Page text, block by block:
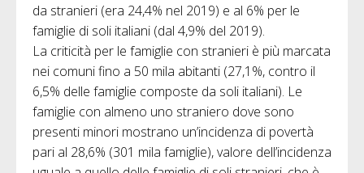
da stranieri (era 24,4% nel 2019) e al 6% per le
famiglie di soli italiani (dal 4,9% del 2019).
La criticità per le famiglie con stranieri è più marcata
nei comuni fino a 50 mila abitanti (27,1%, contro il
6,5% delle famiglie composte da soli italiani). Le
famiglie con almeno uno straniero dove sono
presenti minori mostrano un’incidenza di povertà
pari al 28,6% (301 mila famiglie), valore dell’incidenza